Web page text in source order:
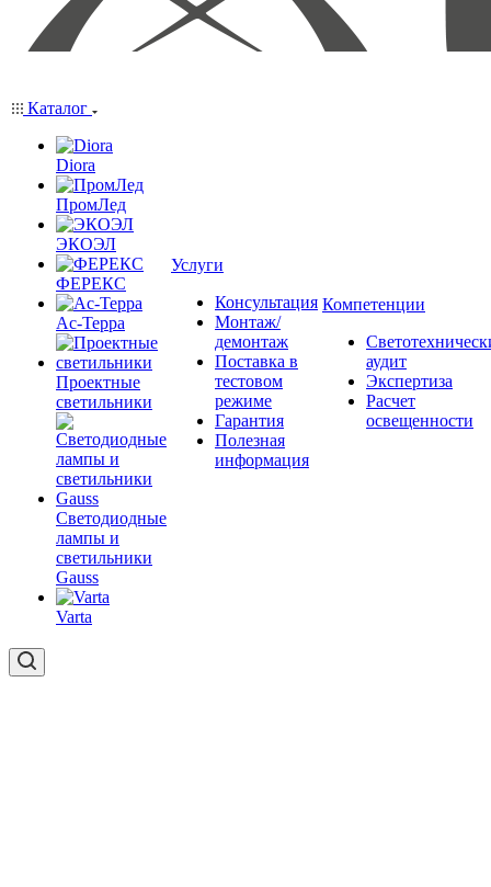
Каталог
Diora
ПромЛед
ЭКОЭЛ
ФЕРЕКС
Ас-Терра
Проектные
светильники
Светодиодные
лампы и
светильники
Gauss
Varta
Услуги
Консультация
Монтаж/
демонтаж
Поставка в
тестовом
режиме
Гарантия
Полезная
информация
Компетенции
аудит
Экспертиза
Расчет
освещенности